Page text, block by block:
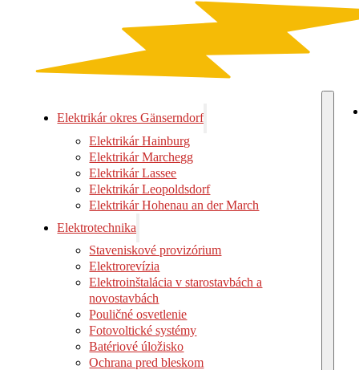
Elektrikár okres Gänserndorf
Elektrikár Hainburg
Elektrikár Marchegg
Elektrikár Lassee
Elektrikár Leopoldsdorf
Elektrikár Hohenau an der March
Elektrotechnika
Staveniskové provizórium
Elektrorevízia
Elektroinštalácia v starostavbách a
novostavbách
Pouličné osvetlenie
Fotovoltické systémy
Batériové úložisko
Ochrana pred bleskom